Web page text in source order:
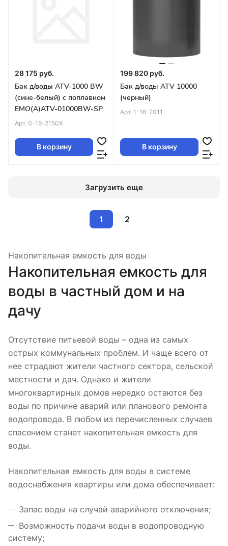
28 175 руб.
Бак д/воды ATV-1000 BW
(сине-белый) с поплавком
EMO(A)ATV-01000BW-SP
Арт. 0-16-2150X
В корзину
199 820 руб.
Бак д/воды ATV 10000
(черный)
Арт. 1-16-2011
В корзину
Загрузить еще
1 2
Накопительная емкость для воды
Накопительная емкость для
воды в частный дом и на
дачу
Отсутствие питьевой воды – одна из самых
острых коммунальных проблем. И чаще всего от
нее страдают жители частного сектора, сельской
местности и дач. Однако и жители
многоквартирных домов нередко остаются без
воды по причине аварий или планового ремонта
водопровода. В любом из перечисленных случаев
спасением станет накопительная емкость для
воды.
Накопительная емкость для воды в системе
водоснабжения квартиры или дома обеспечивает:
Запас воды на случай аварийного отключения;
Возможность подачи воды в водопроводную
систему;